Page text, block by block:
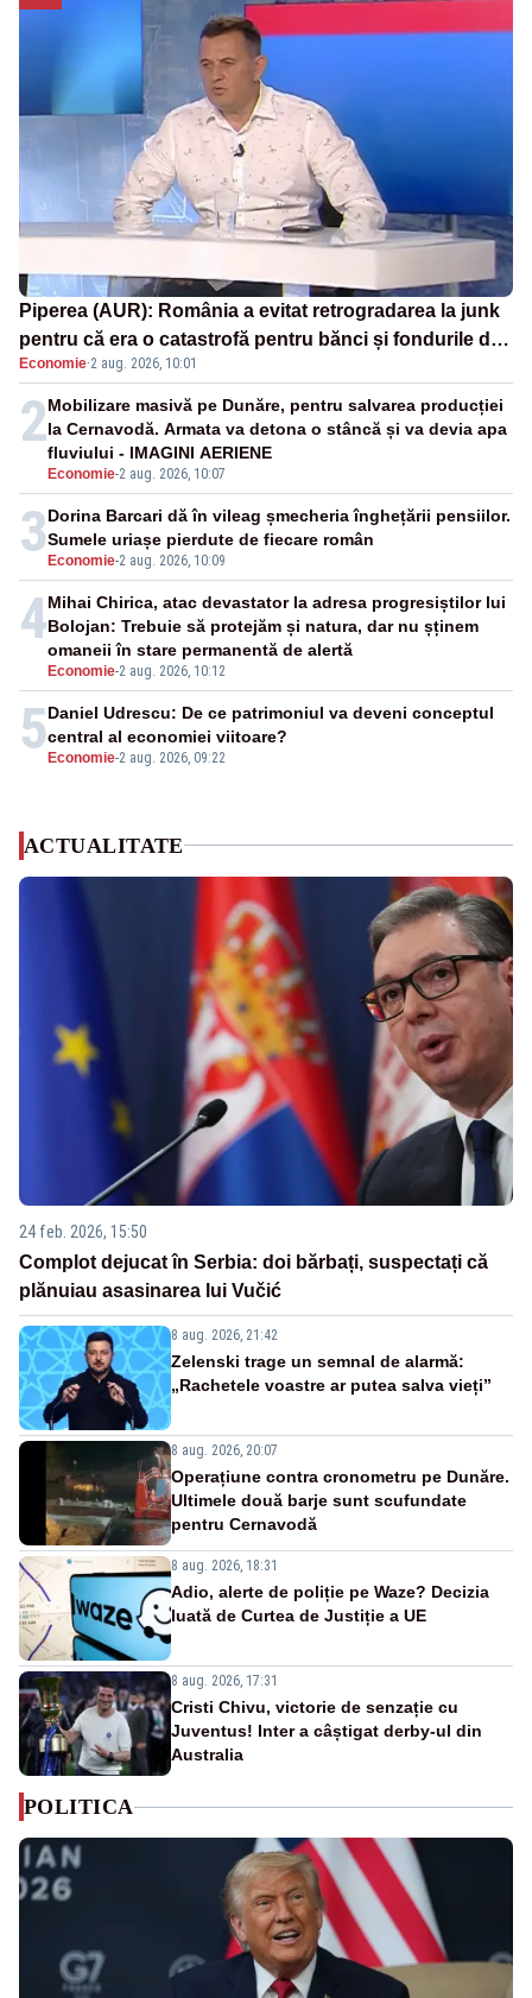
Piperea (AUR): România a evitat retrogradarea la junk
pentru că era o catastrofă pentru bănci și fondurile de
pensii
Economie·2 aug. 2026, 10:01
2
Economie-2 aug. 2026, 10:07
Mobilizare masivă pe Dunăre, pentru salvarea producției
la Cernavodă. Armata va detona o stâncă și va devia apa
fluviului - IMAGINI AERIENE
3Economie-2 aug. 2026, 10:09
Dorina Barcari dă în vileag șmecheria înghețării pensiilor.
Sumele uriașe pierdute de fiecare român
4
Economie-2 aug. 2026, 10:12
Mihai Chirica, atac devastator la adresa progresiștilor lui
Bolojan: Trebuie să protejăm și natura, dar nu șținem
omaneii în stare permanentă de alertă
5Economie-2 aug. 2026, 09:22
Daniel Udrescu: De ce patrimoniul va deveni conceptul
central al economiei viitoare?
ACTUALITATE
24 feb. 2026, 15:50
Complot dejucat în Serbia: doi bărbați, suspectați că
plănuiau asasinarea lui Vučić
8 aug. 2026, 21:42
Zelenski trage un semnal de alarmă:
„Rachetele voastre ar putea salva vieți”
8 aug. 2026, 20:07
Operațiune contra cronometru pe Dunăre.
Ultimele două barje sunt scufundate
pentru Cernavodă
8 aug. 2026, 18:31
Adio, alerte de poliție pe Waze? Decizia
luată de Curtea de Justiție a UE
8 aug. 2026, 17:31
Cristi Chivu, victorie de senzație cu
Juventus! Inter a câștigat derby-ul din
Australia
POLITICA